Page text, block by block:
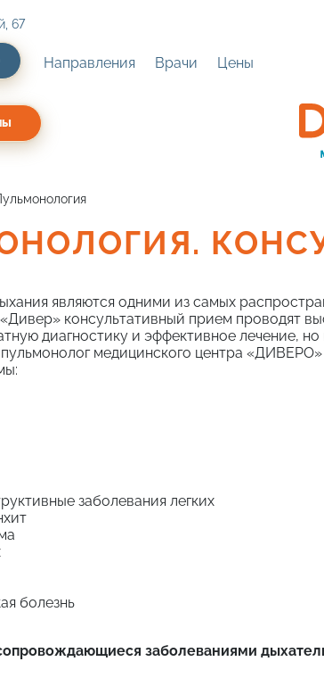
67
Направления Врачи Цены
являются одними из самых
консультативный прием проводят
диагностику и эффективное лечение,
медицинского центра
заболевания легких
болезнь
заболеваниями